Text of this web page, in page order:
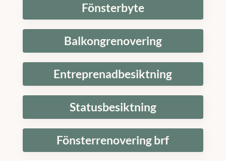
Fönsterbyte
Balkongrenovering
Entreprenadbesiktning
Statusbesiktning
Fönsterrenovering brf